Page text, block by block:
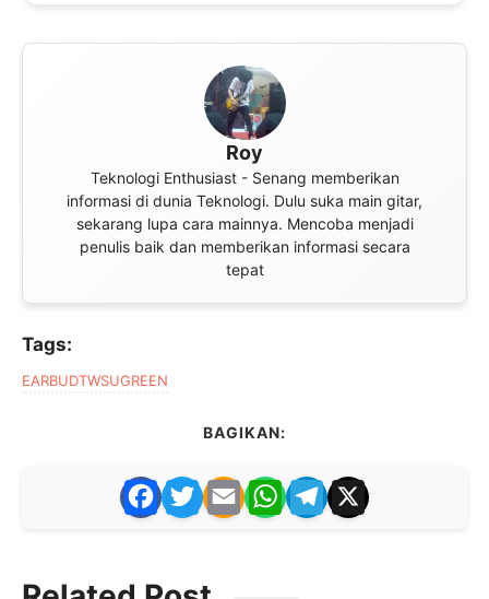
Roy
Teknologi Enthusiast - Senang memberikan
informasi di dunia Teknologi. Dulu suka main gitar,
sekarang lupa cara mainnya. Mencoba menjadi
penulis baik dan memberikan informasi secara
tepat
Tags:
EARBUDTWSUGREEN
BAGIKAN:
F
a
T
w
E
m
W
h
T
el
X